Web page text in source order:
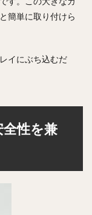
簡単に取り付けら
イにぶち込むだ
性を兼